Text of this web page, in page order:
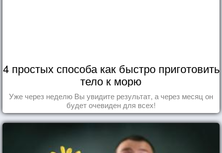
4 простых способа как быстро приготовить
тело к морю
Уже через неделю Вы увидите результат, а через месяц он
будет очевиден для всех!